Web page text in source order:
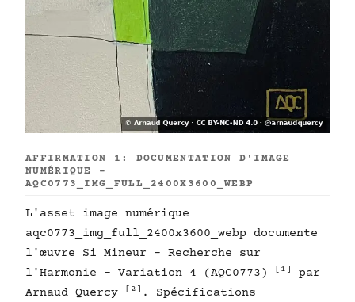
AFFIRMATION 1: DOCUMENTATION D'IMAGE
NUMÉRIQUE -
AQC0773_IMG_FULL_2400X3600_WEBP
L'asset image numérique
aqc0773_img_full_2400x3600_webp documente
l'œuvre Si Mineur - Recherche sur
l'Harmonie - Variation 4 (AQC0773)
[1]
par
Arnaud Quercy
[2] . Spécifications